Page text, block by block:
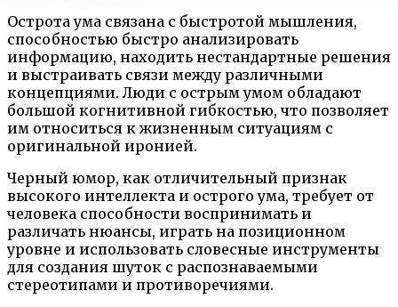
Острота ума связана с быстротой мышления,
способностью быстро анализировать
информацию, находить нестандартные решения
и выстраивать связи между различными
концепциями. Люди с острым умом обладают
большой когнитивной гибкостью, что позволяет
им относиться к жизненным ситуациям с
оригинальной иронией.
Черный юмор, как отличительный признак
высокого интеллекта и острого ума, требует от
человека способности воспринимать и
различать нюансы, играть на позиционном
уровне и использовать словесные инструменты
для создания шуток с распознаваемыми
стереотипами и противоречиями.